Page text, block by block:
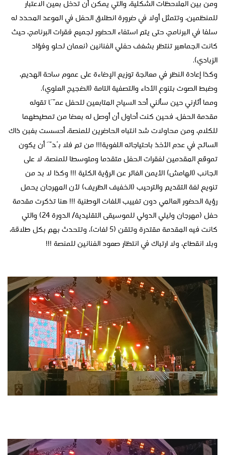
ومن بين الملاحظات الشكلية، والتي يمكن أن تدخل بعين الاعتبار
للمنظمين، وتتمثل أولا في ضرورة انطلاق الحفل في الموعد المحدد له
سلفا في البرنامج، حتى يتم استفاء الحضور لجميع فقرات البرنامج، حيث
كانت الجماهير تنتظر بشغف حفلي الفنانين (نعمان لحلو وفؤاد
الزبادي).
وكذا إعادة النظر في معالجة توزيع الإضاءة على عموم ساحة الهديم،
وضبط الصوت بتنوع الأداء والتصفية التامة (الضجيج العلوي).
ومما أثارني حين سألني أحد السياح المتابعين للحفل عمَّا تقوله
مقدمة الحفل، فحين كنت أحاول أن أوصل له بعضا من تمطيطهما
للكلام، ومن محاولات شد انتباه الحاضرين للمنصة، أحسست بغبن ذاك
السائح في عدم الأخذ باحتياجاته اللغوية!!! من تم فلا بُدَّ أن يكون
تموقع المقدمين لفقرات الحفل متقدما ومتوسطا للمنصة، لا على
الجانب (الهامش) الأيمن الغائر عن الرؤية الكلية !!! وكذا لا بد من
تنويع لغة التقديم والترحيب (الخفيف الظريف) لأن المهرجان يحمل
رؤية الحضور العالمي دون تغييب اللغات الوطنية !!! هنا تذكرت مقدمة
حفل (مهرجان وليلي الدولي للموسيقى التقليدية/ الدورة 24) والتي
كانت فيه المقدمة مقتدرة وتتقن (5 لغات)، وتتحدث بهم بكل طلاقة،
وبلا انقطاع، ولا ارتباك في انتظار صعود الفنانين للمنصة !!!